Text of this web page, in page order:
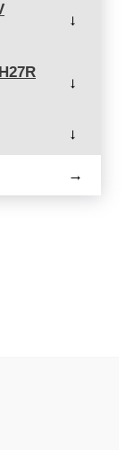
→
→
→
→